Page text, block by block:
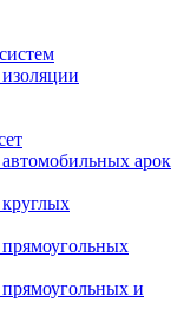
арок
и